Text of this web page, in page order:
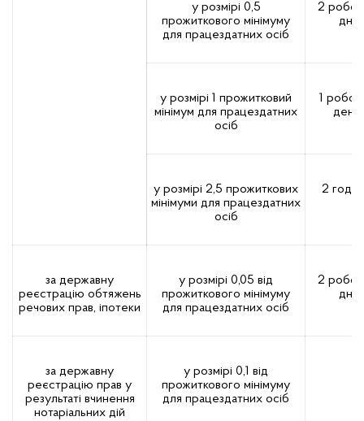
у розмірі 0,5
прожиткового мінімуму
для працездатних осіб
2
дні
у розмірі 1 прожитковий
мінімум для працездатних
осіб
1
день
у розмірі 2,5 прожиткових
мінімуми для працездатних
осіб
2
за державну
реєстрацію обтяжень
речових прав, іпотеки
у розмірі 0,05 від
прожиткового мінімуму
для працездатних осіб
2
дні
за державну
реєстрацію прав у
результаті вчинення
нотаріальних дій
у розмірі 0,1 від
прожиткового мінімуму
для працездатних осіб